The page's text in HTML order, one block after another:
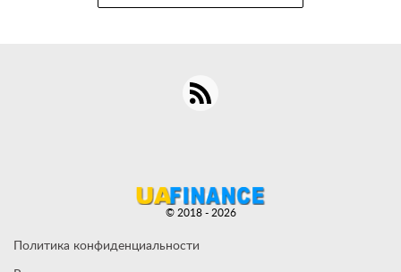
Политика конфиденциальности
© 2018 - 2026